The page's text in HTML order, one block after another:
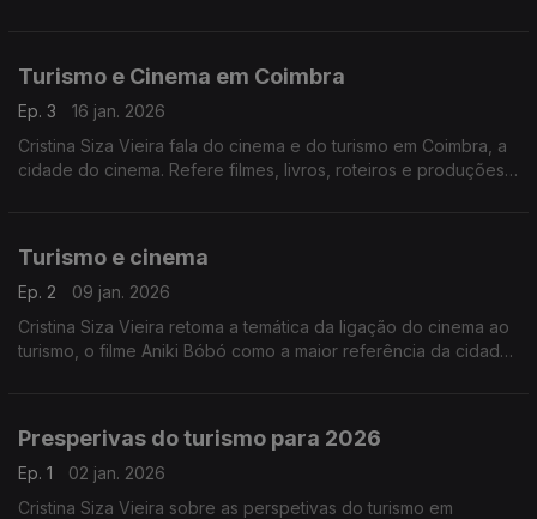
Turismo e Cinema em Coimbra
Ep. 3
16 jan. 2026
Cristina Siza Vieira fala do cinema e do turismo em Coimbra, a
cidade do cinema. Refere filmes, livros, roteiros e produções
Turismo e cinema
Ep. 2
09 jan. 2026
Cristina Siza Vieira retoma a temática da ligação do cinema ao
turismo, o filme Aniki Bóbó como a maior referência da cidade
Presperivas do turismo para 2026
Ep. 1
02 jan. 2026
Cristina Siza Vieira sobre as perspetivas do turismo em